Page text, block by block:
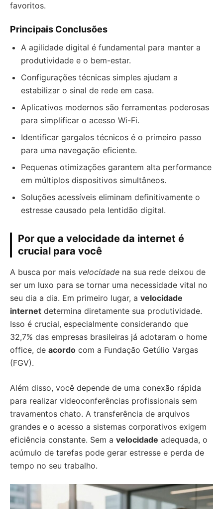
favoritos.
Principais Conclusões
A agilidade digital é fundamental para manter a
produtividade e o bem-estar.
Configurações técnicas simples ajudam a
estabilizar o sinal de rede em casa.
Aplicativos modernos são ferramentas poderosas
para simplificar o acesso Wi-Fi.
Identificar gargalos técnicos é o primeiro passo
para uma navegação eficiente.
Pequenas otimizações garantem alta performance
em múltiplos dispositivos simultâneos.
Soluções acessíveis eliminam definitivamente o
estresse causado pela lentidão digital.
Por que a velocidade da internet é
crucial para você
A busca por mais velocidade na sua rede deixou de
ser um luxo para se tornar uma necessidade vital no
seu dia a dia. Em primeiro lugar, a velocidade
internet determina diretamente sua produtividade.
Isso é crucial, especialmente considerando que
32,7% das empresas brasileiras já adotaram o home
office, de acordo com a Fundação Getúlio Vargas
(FGV).
Além disso, você depende de uma conexão rápida
para realizar videoconferências profissionais sem
travamentos chato. A transferência de arquivos
grandes e o acesso a sistemas corporativos exigem
eficiência constante. Sem a velocidade adequada, o
acúmulo de tarefas pode gerar estresse e perda de
tempo no seu trabalho.